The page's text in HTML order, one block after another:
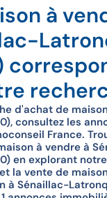
à
d'achat de
consultez les
France.
à vendre à
en explorant
la vente de
à Sénaillac-